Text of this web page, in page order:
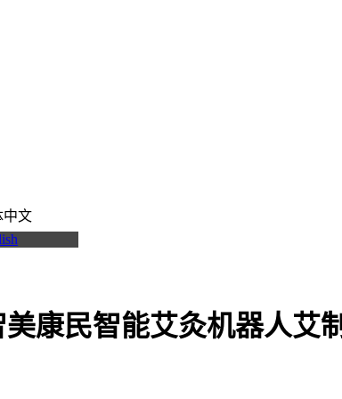
中文
康民智能艾灸机器人艾